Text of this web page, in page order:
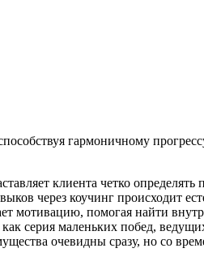
гармоничному
клиента четко
через коучинг происходит
мотивацию, помогая найти
серия маленьких побед,
очевидны сразу, но со